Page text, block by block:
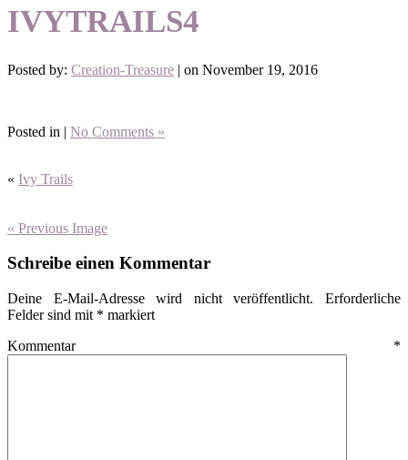
IVYTRAILS4
Posted by: Creation-Treasure | on November 19, 2016
Posted in | No Comments »
« Ivy Trails
« Previous Image
Schreibe einen Kommentar
Deine E-Mail-Adresse wird nicht veröffentlicht.
Erforderliche
Felder sind mit * markiert
Kommentar *